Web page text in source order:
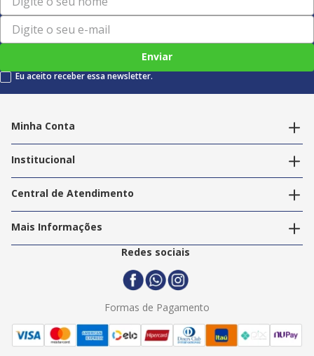
Enviar
Eu aceito receber essa newsletter.
Minha Conta
Editar endereços
Institucional
Nossas Lojas
Trabalhe Conosco
Central de Atendimento
Política de Privacidade
Termos e Condições
Politica de Entrega
Mais Informações
2ª Via Nota Fiscal
Redes sociais
Formas de Pagamento